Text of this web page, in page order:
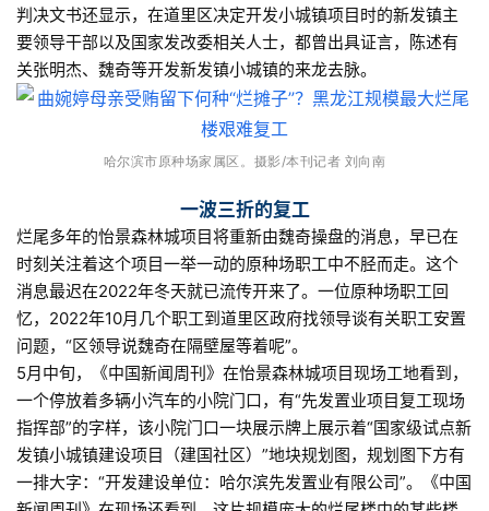
判决文书还显示，在道里区决定开发小城镇项目时的新发镇主
要领导干部以及国家发改委相关人士，都曾出具证言，陈述有
关张明杰、魏奇等开发新发镇小城镇的来龙去脉。
哈尔滨市原种场家属区。 摄影/本刊记者 刘向南
一波三折的复工
烂尾多年的怡景森林城项目将重新由魏奇操盘的消息，早已在
时刻关注着这个项目一举一动的原种场职工中不胫而走。这个
消息最迟在2022年冬天就已流传开来了。一位原种场职工回
忆，2022年10月几个职工到道里区政府找领导谈有关职工安置
问题，“区领导说魏奇在隔壁屋等着呢”。
5月中旬，《中国新闻周刊》在怡景森林城项目现场工地看到，
一个停放着多辆小汽车的小院门口，有“先发置业项目复工现场
指挥部”的字样，该小院门口一块展示牌上展示着“国家级试点新
发镇小城镇建设项目（建国社区）”地块规划图，规划图下方有
一排大字：“开发建设单位：哈尔滨先发置业有限公司”。《中国